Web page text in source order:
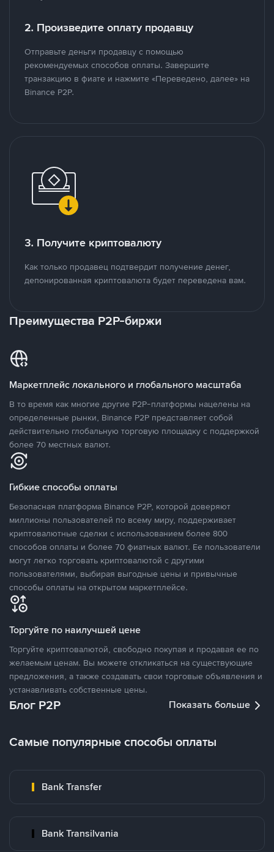
2. Произведите оплату продавцу
Отправьте деньги продавцу с помощью
рекомендуемых способов оплаты. Завершите
транзакцию в фиате и нажмите «Переведено, далее» на
Binance P2P.
3. Получите криптовалюту
Как только продавец подтвердит получение денег,
депонированная криптовалюта будет переведена вам.
Преимущества P2P-биржи
Маркетплейс локального и глобального масштаба
В то время как многие другие P2P-платформы нацелены на
определенные рынки, Binance P2P представляет собой
действительно глобальную торговую площадку с поддержкой
более 70 местных валют.
Гибкие способы оплаты
Безопасная платформа Binance P2P, которой доверяют
миллионы пользователей по всему миру, поддерживает
криптовалютные сделки с использованием более 800
способов оплаты и более 70 фиатных валют. Ее пользователи
могут легко торговать криптовалютой с другими
пользователями, выбирая выгодные цены и привычные
способы оплаты на открытом маркетплейсе.
Торгуйте по наилучшей цене
Торгуйте криптовалютой, свободно покупая и продавая ее по
желаемым ценам. Вы можете откликаться на существующие
предложения, а также создавать свои торговые объявления и
устанавливать собственные цены.
Блог P2P Показать больше
Самые популярные способы оплаты
Bank Transfer
Bank Transilvania